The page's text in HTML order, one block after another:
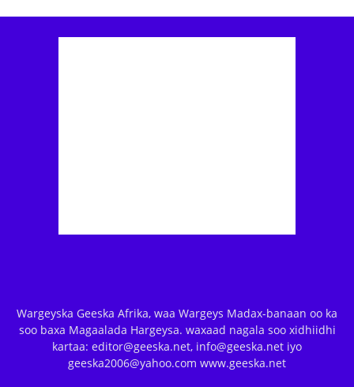
Wargeyska Geeska Afrika, waa Wargeys Madax-banaan oo ka
soo baxa Magaalada Hargeysa. waxaad nagala soo xidhiidhi
kartaa: editor@geeska.net, info@geeska.net iyo
geeska2006@yahoo.com www.geeska.net